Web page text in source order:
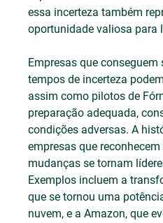
essa incerteza também
oportunidade valiosa para
Empresas que
tempos de incerteza
assim como pilotos de
preparação adequada,
condições adversas. A
empresas que
mudanças se tornam
Exemplos incluem a
que se tornou uma
nuvem, e a Amazon, que